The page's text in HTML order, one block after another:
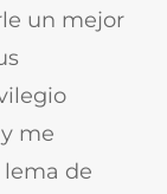
un mejor
me
de